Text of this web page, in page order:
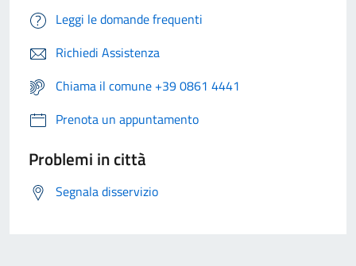
Leggi le domande frequenti
Richiedi Assistenza
Chiama il comune +39 0861 4441
Prenota un appuntamento
Problemi in città
Segnala disservizio